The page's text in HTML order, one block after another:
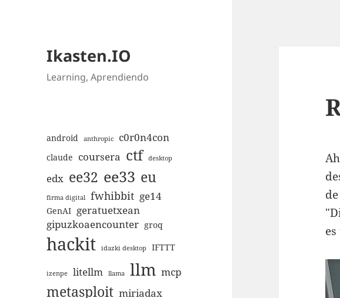
Ikasten.IO
Learning, Aprendiendo
android anthropic c0r0n4con
claude coursera ctf desktop
edx ee32 ee33 eu
firma digital fwhibbit ge14
GenAI geratuetxean
gipuzkoaencounter groq
hackit idazki desktop IFTTT
izenpe litellm llama llm mcp
metasploit miriadax